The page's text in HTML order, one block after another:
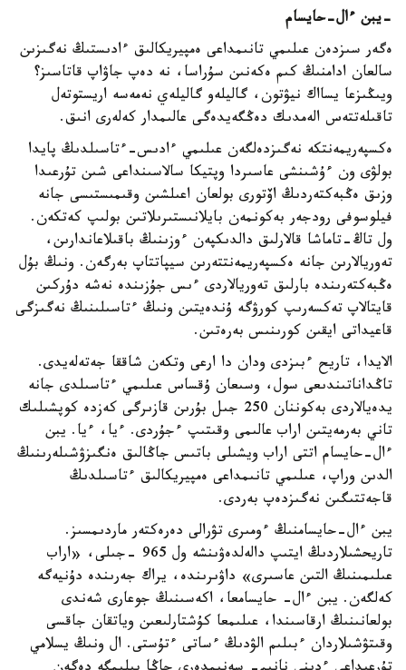
-يبن ءال-حايسام
ەگەر سىزدەن عىلىمي تانىمداعى ەمپيريكالىق ءادىستىڭ نەگىزىن
سالعان ادامنىڭ كىم ەكەنىن سۇراسا، نە دەپ جاۋاپ قاتاسىز؟
ويىڭىزعا يسااك نيۋتون، گاليلەو گاليلەي نەمەسە اريستوتەل
تاقىلەتتەس الەمدىك دەڭگەيدەگى عالىمدار كەلەرى انىق.
ەكسپەريمەنتكە نەگىزدەلگەن عىلىمي ءادىس-ءتاسىلدىڭ پايدا
بولۋى ون ءۇشىنشى عاسىردا وپتيكا سالاسىنداعى شىن تۇرعىدا
وزىق ەڭبەكتەردىڭ اۆتورى بولعان اعىلشىن وقىمىستىسى جانە
فيلوسوفى رودجەر بەكونمەن بايلانىستىرىلاتىن بولىپ كەتكەن.
ول تاڭ-تاماشا قالارلىق دالدىكپەن ءوزىنىڭ باقىلاعاندارىن،
تەوريالارىن جانە ەكسپەريمەنتتەرىن سيپاتتاپ بەرگەن. ونىڭ بۇل
ەڭبەكتەرىندە بارلىق تەوريالاردى ءىس جۇزىندە نەشە دۇركىن
قايتالاپ تەكسەرىپ كورۋگە ۇندەيتىن ونىڭ ءتاسىلىنىڭ نەگىزگى
قاعيداتى ايقىن كورىنىس بەرەتىن.
الايدا، تاريح ءبىزدى ودان دا ارعى وتكەن شاققا جەتەلەيدى.
تاڭداناتىندىعى سول، وسىعان ۇقساس عىلىمي ءتاسىلدى جانە
يدەيالاردى بەكوننان 250 جىل بۇرىن قازىرگى كەزدە كوپشىلىك
تاني بەرمەيتىن اراب عالىمى وقىتىپ ءجۇردى. ءيا، ءيا. يبن
ءال-حايسام اتتى اراب ويشىلى باتىس جاڭالىق ەنگىزۋشىلەرىنىڭ
الدىن وراپ، عىلىمي تانىمداعى ەمپيريكالىق ءتاسىلدىڭ
قاجەتتىگىن نەگىزدەپ بەردى.
يبن ءال-حايسامنىڭ ءومىرى تۋرالى دەرەكتەر ماردىمسىز.
تاريحشىلاردىڭ ايتىپ دالەلدەۋىنشە ول 965 -جىلى، «اراب
عىلىمىنىڭ التىن عاسىرى» داۋىرىندە، يراك جەرىندە دۇنيەگە
كەلگەن. يبن ءال- حايسامعا، اكەسىنىڭ جوعارى شەندى
بولعانىنىڭ ارقاسىندا، عىلىمعا كۇشتارلىعىن وياتقان جاقسى
وقىتۋشىلاردان ءبىلىم الۋدىڭ ءساتى ءتۇستى. ال ونىڭ يسلامي